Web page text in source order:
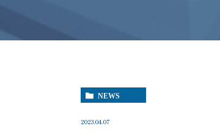
NEWS
2023.04.07